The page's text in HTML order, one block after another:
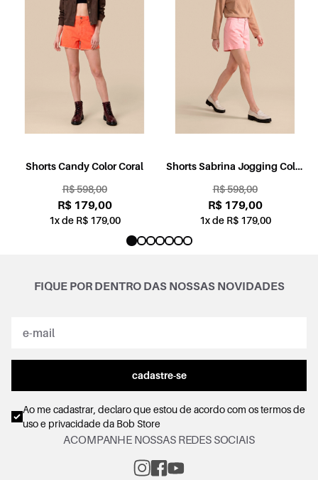
Shorts Candy Color Coral
R$ 598,00
R$ 179,00
1x de R$ 179,00
Shorts Sabrina Jogging Color
R$ 598,00
R$ 179,00
1x de R$ 179,00
FIQUE POR DENTRO DAS NOSSAS NOVIDADES
cadastre-se
Ao me cadastrar, declaro que estou de acordo com ostermos de
uso e privacidadeda Bob Store
ACOMPANHE NOSSAS REDES SOCIAIS